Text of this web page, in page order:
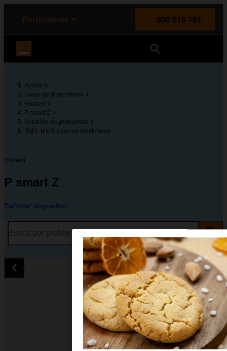
principal
la página
Particulares
900 815 761
Ayuda
Guías de dispositivos
Huawei
P smart Z
Solución de problemas
SMS, MMS y correo electrónico
Huawei
P smart Z
Cambiar dispositivo
Busca por problema o tema